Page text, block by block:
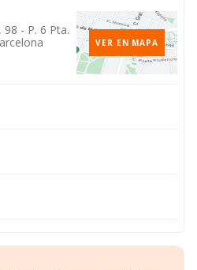
98 - P. 6 Pta.
VER EN MAPA